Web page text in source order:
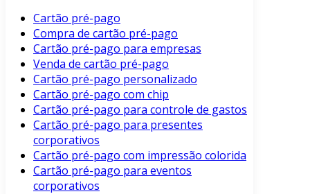
Cartão pré-pago
Compra de cartão pré-pago
Cartão pré-pago para empresas
Venda de cartão pré-pago
Cartão pré-pago personalizado
Cartão pré-pago com chip
Cartão pré-pago para controle de gastos
Cartão pré-pago para presentes
corporativos
Cartão pré-pago com impressão colorida
Cartão pré-pago para eventos
corporativos